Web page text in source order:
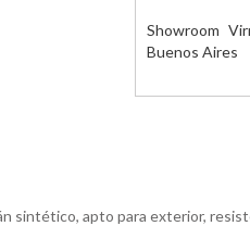
Showroom
Buenos Aires
sintético, apto para exterior,